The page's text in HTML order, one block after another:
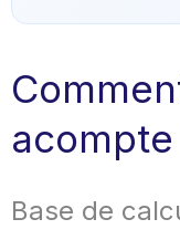
Base de